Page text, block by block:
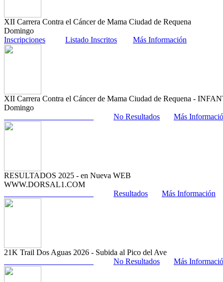
XII Carrera Contra el Cáncer de Mama Ciudad de Requena
Domingo
Inscripciones
Listado Inscritos Más Información
XII Carrera Contra el Cáncer de Mama Ciudad de Requena -
Domingo
No Resultados
Más
RESULTADOS 2025 - en Nueva WEB
WWW.DORSAL1.COM
Resultados
Más Información
21K Trail Dos Aguas 2026 - Subida al Pico del Ave
No Resultados
Más